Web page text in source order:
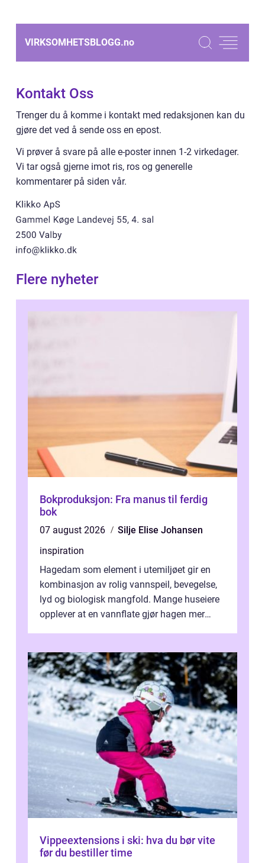
VIRKSOMHETSBLOGG.no
Kontakt Oss
Trenger du å komme i kontakt med redaksjonen kan du
gjøre det ved å sende oss en epost.
Vi prøver å svare på alle e-poster innen 1-2 virkedager.
Vi tar også gjerne imot ris, ros og generelle
kommentarer på siden vår.
Flere nyheter
Bokproduksjon: Fra manus til ferdig
bok
07 august 2026
Silje Elise Johansen
inspiration
Hagedam som element i utemiljøet gir en
kombinasjon av rolig vannspeil, bevegelse,
lyd og biologisk mangfold. Mange huseiere
opplever at en vannflate gjør hagen mer
Vippeextensions i ski: hva du bør vite
før du bestiller time